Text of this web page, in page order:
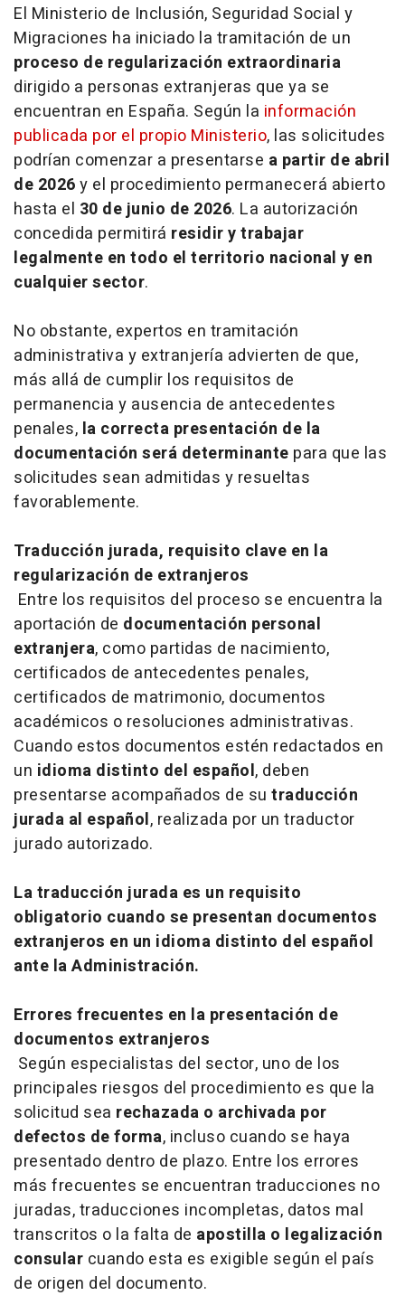
El Ministerio de Inclusión, Seguridad Social y
Migraciones ha iniciado la tramitación de un
proceso de regularización extraordinaria
dirigido a personas extranjeras que ya se
encuentran en España. Según la información
publicada por el propio Ministerio, las solicitudes
podrían comenzar a presentarse a partir de abril
de 2026y el procedimiento permanecerá abierto
hasta el 30 de junio de 2026. La autorización
concedida permitirá residir y trabajar
legalmente en todo el territorio nacional y en
cualquier sector.
No obstante, expertos en tramitación
administrativa y extranjería advierten de que,
más allá de cumplir los requisitos de
permanencia y ausencia de antecedentes
penales, la correcta presentación de la
documentación será determinante para que las
solicitudes sean admitidas y resueltas
favorablemente.
Traducción jurada, requisito clave en la
regularización de extranjeros
Entre los requisitos del proceso se encuentra la
aportación de documentación personal
extranjera, como partidas de nacimiento,
certificados de antecedentes penales,
certificados de matrimonio, documentos
académicos o resoluciones administrativas.
Cuando estos documentos estén redactados en
un idioma distinto del español, deben
presentarse acompañados de su traducción
jurada al español, realizada por un traductor
jurado autorizado.
La traducción jurada es un requisito
obligatorio cuando se presentan documentos
extranjeros en un idioma distinto del español
ante la Administración.
Errores frecuentes en la presentación de
documentos extranjeros
Según especialistas del sector, uno de los
principales riesgos del procedimiento es que la
solicitud sea rechazada o archivada por
defectos de forma, incluso cuando se haya
presentado dentro de plazo. Entre los errores
más frecuentes se encuentran traducciones no
juradas, traducciones incompletas, datos mal
transcritos o la falta de apostilla o legalización
consular cuando esta es exigible según el país
de origen del documento.